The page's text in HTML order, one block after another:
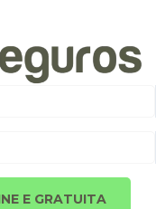
E GRATUITA